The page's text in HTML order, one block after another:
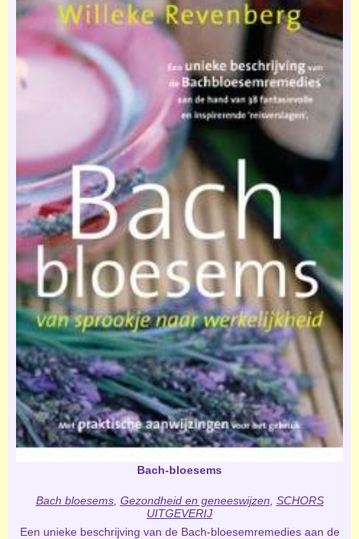
Bach-bloesems
Bach bloesems, Gezondheid en geneeswijzen SCHORS
UITGEVERIJ
Een unieke beschrijving van de Bach-bloesemremedies aan de